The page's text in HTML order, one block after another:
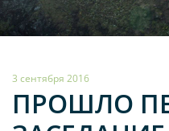
3 сентября 2016
ПРОШЛО